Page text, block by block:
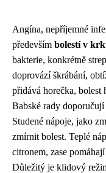
Angína, nepříjemné
především bolestí v
bakterie, konkrétně
doprovází škrábání,
přidává horečka, bolest
Babské rady doporučují
Studené nápoje, jako
zmírnit bolest. Teplé
citronem, zase
Důležitý je klidový